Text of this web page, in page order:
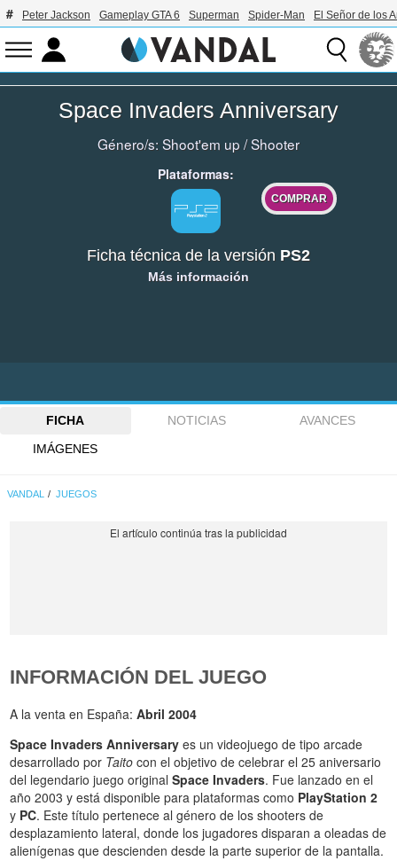
Peter Jackson Gameplay GTA 6 Superman Spider-Man El Señor de los
Space Invaders Anniversary
Género/s: Shoot'em up /Shooter
Plataformas:
COMPRAR
Ficha técnica de la versión PS2
Más información
FICHA NOTICIAS
AVANCES
IMÁGENES
VANDAL JUEGOS
INFORMACIÓN DEL JUEGO
A la venta en España:Abril 2004
Space Invaders Anniversary es un videojuego de tipo arcade
desarrollado por Taito con el objetivo de celebrar el 25 aniversario
del legendario juego originalSpace Invaders. Fue lanzado en el
año 2003 y está disponible para plataformas como PlayStation 2
y PC. Este título pertenece al género de los shooters de
desplazamiento lateral, donde los jugadores disparan a oleadas de
alienígenas que descienden desde la parte superior de la pantalla.